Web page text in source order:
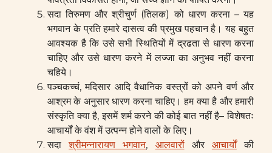
सदा तिरुमण और श्रीचुर्ण (तिलक) को धारण करना – यह
भगवान के प्रति हमारे दासत्व की प्रमुख पहचान है। यह बहुत
आवश्यक है कि उसे सभी स्थितियों में द्रढता से धारण करना
चाहिए और उसे धारण करने में लज्जा का अनुभव नहीं करना
चहिये।
पञ्चकच्चं, मदिसार आदि वैधानिक वस्त्रों को अपने वर्ण और
आश्रम के अनुसार धारण करना चाहिए। हम क्या है और हमारी
संस्कृति क्या है, इसमें शर्म करने की कोई बात नहीं है– विशेषतः
आचार्यों के वंश में उत्पन्न होने वालों के लिए।
सदाश्रीमन्नारायण भगवान, आलवारोंऔर आचार्योंकी